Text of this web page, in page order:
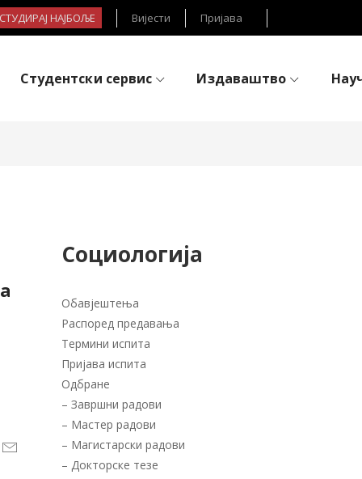
НАЈБОЉЕ Вијести Пријава
Студентски сервис Издаваштво
Социологија
Обавјештења
Распоред предавања
Термини испита
Пријава испита
Одбране
– Завршни радови
– Мастер радови
– Магистарски радови
– Докторске тезе